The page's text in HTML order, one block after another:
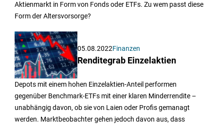
Aktienmarkt in Form von Fonds oder ETFs. Zu wem passt diese
Form der Altersvorsorge?
05.08.2022Finanzen
Renditegrab Einzelaktien
Depots mit einem hohen Einzelaktien-Anteil performen
gegenüber Benchmark-ETFs mit einer klaren Minderrendite –
unabhängig davon, ob sie von Laien oder Profis gemanagt
werden. Marktbeobachter gehen jedoch davon aus, dass